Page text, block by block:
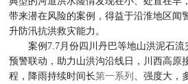
带来潜在风险的案例，得益于沿淮地区闻
升防汛抗洪救灾能力。
案例7.7月份四川丹巴等地山洪泥石流
预警联动，助力山洪沟沿线日，川西高原
程，降雨持续时间长第一系列
、强度大